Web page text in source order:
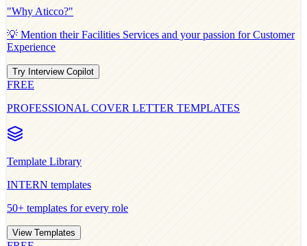
"Why Aticco?"
💡 Mention their Facilities Services and your passion forCustomer
Experience
Try Interview Copilot
FREE
PROFESSIONAL COVER LETTER TEMPLATES
Template Library
INTERN templates
50+ templates for every role
View Templates